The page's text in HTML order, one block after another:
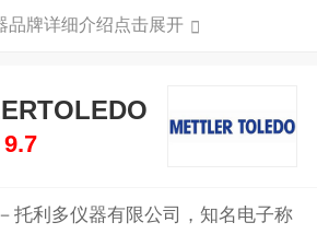
品牌详细介绍点击展开
9.7
托利多仪器有限公司，知名电子称